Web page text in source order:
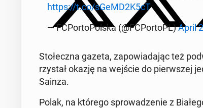
https://t.co/sGeMD2K5cT
— FCPor­to­Pol­ska (@FCPor­toPL)April
Sto­łecz­na gazeta, za­po­wia­da­jąc też
rzy­stał okazję na wejście do pierw­szej
Sainza.
Polak, na którego spro­wa­dze­nie z